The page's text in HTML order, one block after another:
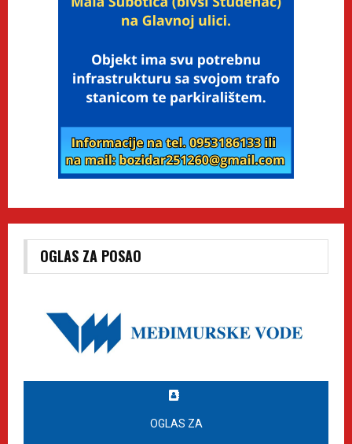
OGLAS ZA POSAO
OGLAS ZA